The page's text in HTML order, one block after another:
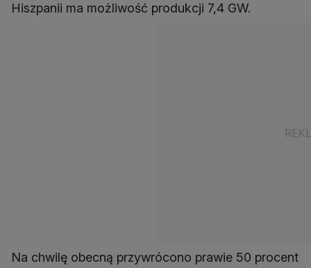
Hiszpanii ma możliwość produkcji 7,4 GW.
Na chwilę obecną przywrócono prawie 50 procent